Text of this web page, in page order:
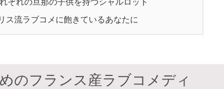
ス流ラブコメに飽きているあなたに
のフランス産ラブコメディ